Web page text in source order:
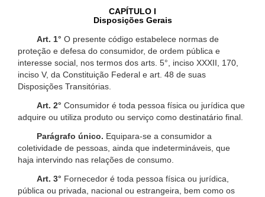
CAPÍTULO I
Disposições Gerais
Art. 1° O presente código estabelece normas de
proteção e defesa do consumidor, de ordem pública e
interesse social, nos termos dos arts. 5°, inciso XXXII, 170,
inciso V, da Constituição Federal e art. 48 de suas
Disposições Transitórias.
Art. 2° Consumidor é toda pessoa física ou jurídica que
adquire ou utiliza produto ou serviço como destinatário final.
Parágrafo único. Equipara-se a consumidor a
coletividade de pessoas, ainda que indetermináveis, que
haja intervindo nas relações de consumo.
Art. 3° Fornecedor é toda pessoa física ou jurídica,
pública ou privada, nacional ou estrangeira, bem como os